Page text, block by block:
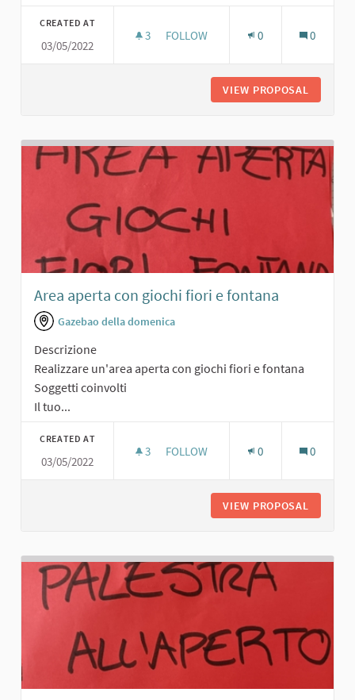
CREATED AT
03/05/2022
3 3 FOLLOWERS
FOLLOW 0 0
VIEW PROPOSAL
Area aperta con giochi fiori e fontana
Gazebao della domenica
Descrizione
Realizzare un'area aperta con giochi fiori e fontana
Soggetti coinvolti
Il tuo...
CREATED AT
03/05/2022
3 3 FOLLOWERS
FOLLOW 0 0
VIEW PROPOSAL